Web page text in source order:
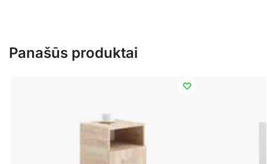
Panašūs produktai